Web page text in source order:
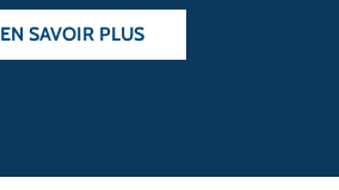
EN SAVOIR PLUS